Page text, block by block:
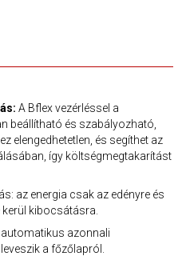
A Bflex vezérléssel a
beállítható és szabályozható,
elengedhetetlen, és segíthet az
így költségmegtakarítást
az energia csak az edényre és
kibocsátásra.
automatikus azonnali
a főzőlapról.